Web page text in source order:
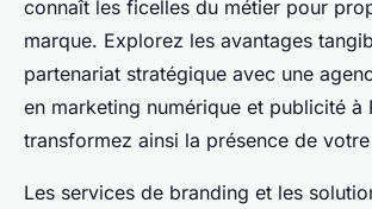
Lucas•26 avril 2024 •3 min de lecture
connaît les ficelles du métier pour
marque. Explorez les avantages
partenariat stratégique avec une
en marketing numérique et publicité à
transformez ainsi la présence de
Les services de branding et les